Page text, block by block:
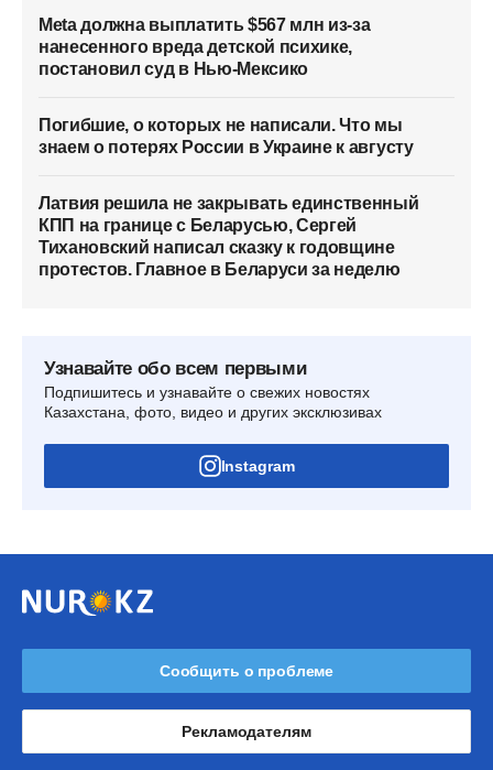
Meta должна выплатить $567 млн из-за
нанесенного вреда детской психике,
постановил суд в Нью-Мексико
Погибшие, о которых не написали. Что мы
знаем о потерях России в Украине к августу
Латвия решила не закрывать единственный
КПП на границе с Беларусью, Сергей
Тихановский написал сказку к годовщине
протестов. Главное в Беларуси за неделю
Узнавайте обо всем первыми
Подпишитесь и узнавайте о свежих новостях
Казахстана, фото, видео и других эксклюзивах
Instagram
Сообщить о проблеме
Рекламодателям